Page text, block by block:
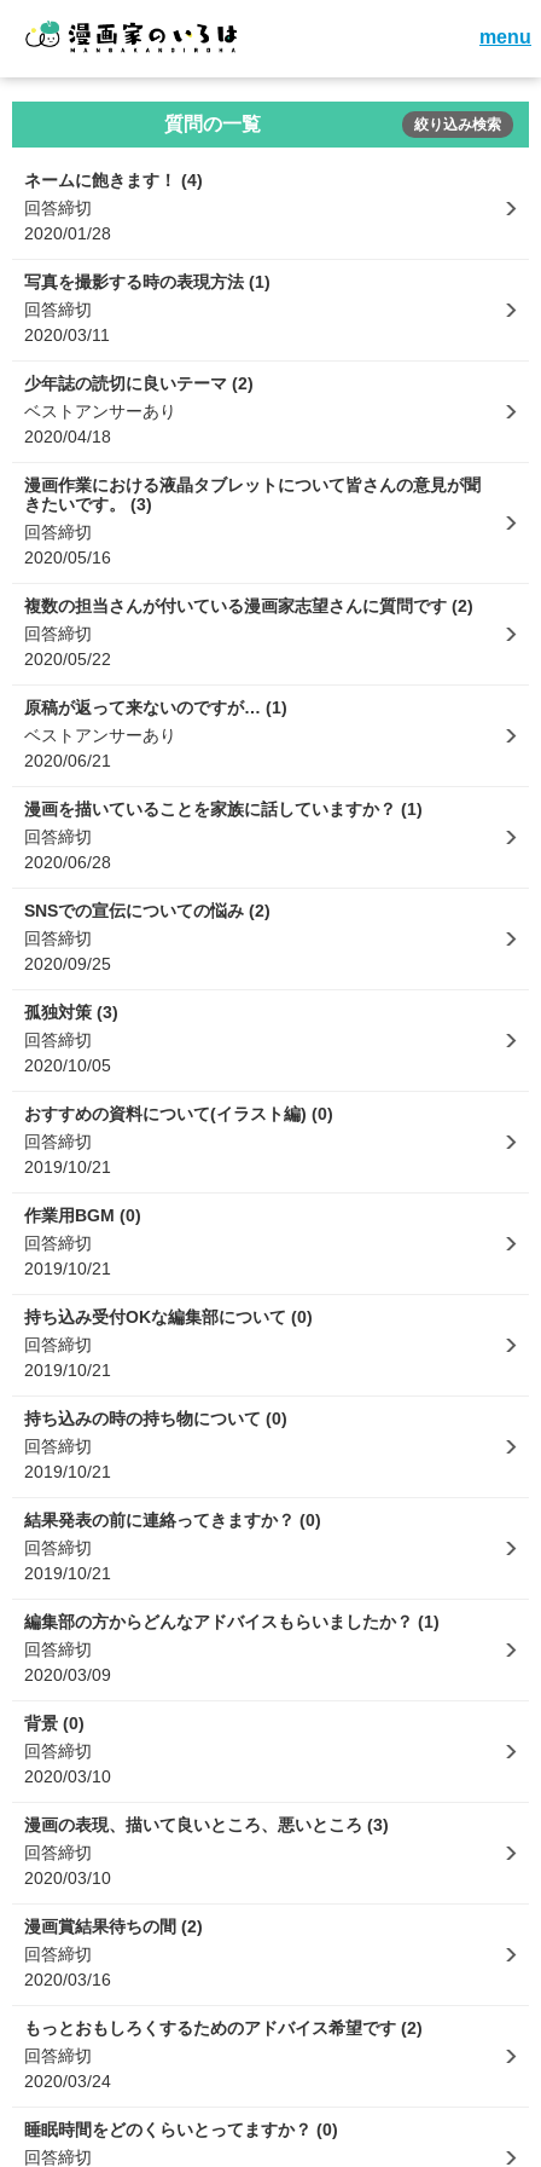
menu
質問の一覧 絞り込み検索
ネームに飽きます！ (4)
回答締切
2020/01/28
写真を撮影する時の表現方法 (1)
回答締切
2020/03/11
少年誌の読切に良いテーマ (2)
ベストアンサーあり
2020/04/18
漫画作業における液晶タブレットについて皆さんの意見が聞
きたいです。 (3)
回答締切
2020/05/16
複数の担当さんが付いている漫画家志望さんに質問です (2)
回答締切
2020/05/22
原稿が返って来ないのですが… (1)
ベストアンサーあり
2020/06/21
漫画を描いていることを家族に話していますか？ (1)
回答締切
2020/06/28
SNSでの宣伝についての悩み (2)
回答締切
2020/09/25
孤独対策 (3)
回答締切
2020/10/05
おすすめの資料について(イラスト編) (0)
回答締切
2019/10/21
作業用BGM (0)
回答締切
2019/10/21
持ち込み受付OKな編集部について (0)
回答締切
2019/10/21
持ち込みの時の持ち物について (0)
回答締切
2019/10/21
結果発表の前に連絡ってきますか？ (0)
回答締切
2019/10/21
編集部の方からどんなアドバイスもらいましたか？ (1)
回答締切
2020/03/09
背景 (0)
回答締切
2020/03/10
漫画の表現、描いて良いところ、悪いところ (3)
回答締切
2020/03/10
漫画賞結果待ちの間 (2)
回答締切
2020/03/16
もっとおもしろくするためのアドバイス希望です (2)
回答締切
2020/03/24
睡眠時間をどのくらいとってますか？ (0)
回答締切